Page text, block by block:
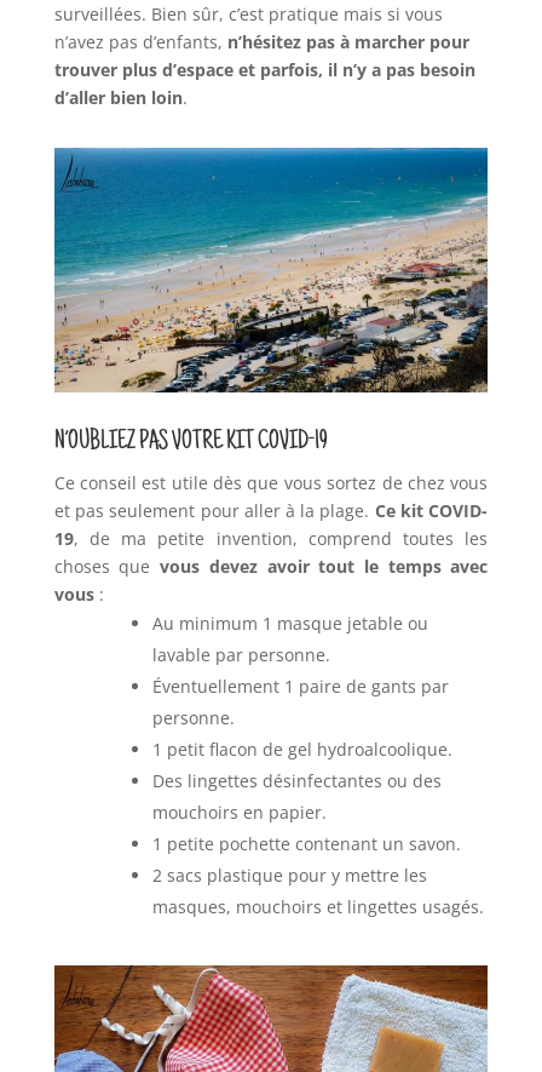
surveillées. Bien sûr, c’est pratique mais si vous
n’avez pas d’enfants, n’hésitez pas à marcher pour
trouver plus d’espace et parfois, il n’y a pas besoin
d’aller bien loin.
N’OUBLIEZ PAS VOTRE KIT COVID-19
Ce conseil est utile dès que vous sortez de chez vous
et pas seulement pour aller à la plage. Ce kit COVID-
19, de ma petite invention, comprend toutes les
choses quevous devez avoir tout le temps avec
vous:
Au minimum 1 masque jetable ou
lavable par personne.
Éventuellement 1 paire de gants par
personne.
1 petit flacon de gel hydroalcoolique.
Des lingettes désinfectantes ou des
mouchoirs en papier.
1 petite pochette contenant un savon.
2 sacs plastique pour y mettre les
masques, mouchoirs et lingettes usagés.